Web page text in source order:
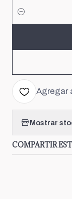
Cantidad
Agregar
Mostrar
COMPARTIR